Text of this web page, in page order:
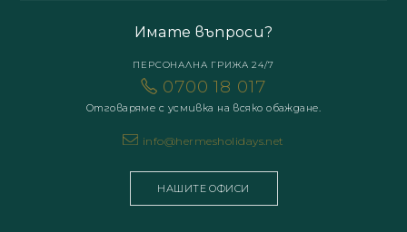
Имате въпроси?
ПЕРСОНАЛНА ГРИЖА 24/7
0700 18 017
Отговаряме с усмивка на всяко обаждане.
info@hermesholidays.net
НАШИТЕ ОФИСИ